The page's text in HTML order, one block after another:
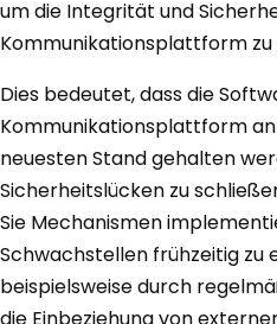
um die Integrität und
Kommunikationsplattform zu
Dies bedeutet, dass die
Kommunikationsplattform
neuesten Stand gehalten
Sicherheitslücken zu
Sie Mechanismen
Schwachstellen frühzeitig zu
beispielsweise durch